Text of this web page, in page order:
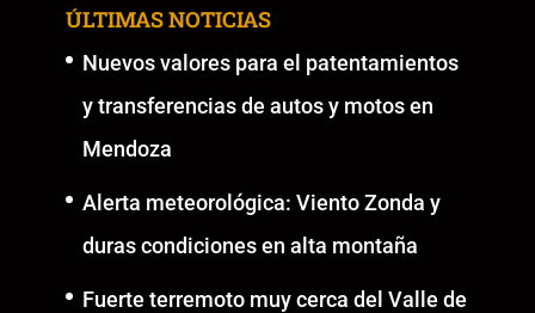
ÚLTIMAS NOTICIAS
Nuevos valores para el patentamientos
y transferencias de autos y motos en
Mendoza
Alerta meteorológica: Viento Zonda y
duras condiciones en alta montaña
Fuerte terremoto muy cerca del Valle de